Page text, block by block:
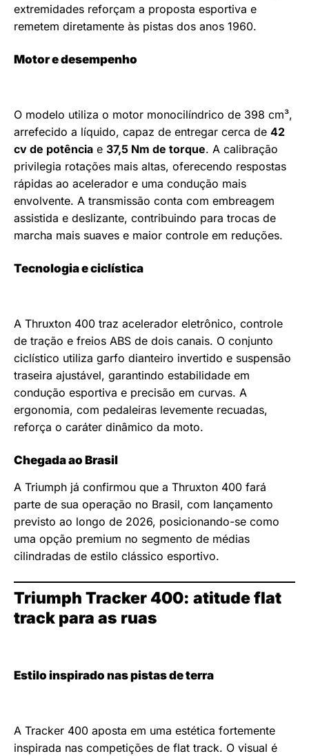
extremidades reforçam a proposta esportiva e
remetem diretamente às pistas dos anos 1960.
Motor e desempenho
O modelo utiliza o motor monocilíndrico de 398 cm³,
arrefecido a líquido, capaz de entregar cerca de 42
cv de potência e 37,5 Nm de torque. A calibração
privilegia rotações mais altas, oferecendo respostas
rápidas ao acelerador e uma condução mais
envolvente. A transmissão conta com embreagem
assistida e deslizante, contribuindo para trocas de
marcha mais suaves e maior controle em reduções.
Tecnologia e ciclística
A Thruxton 400 traz acelerador eletrônico, controle
de tração e freios ABS de dois canais. O conjunto
ciclístico utiliza garfo dianteiro invertido e suspensão
traseira ajustável, garantindo estabilidade em
condução esportiva e precisão em curvas. A
ergonomia, com pedaleiras levemente recuadas,
reforça o caráter dinâmico da moto.
Chegada ao Brasil
A Triumph já confirmou que a Thruxton 400 fará
parte de sua operação no Brasil, com lançamento
previsto ao longo de 2026, posicionando-se como
uma opção premium no segmento de médias
cilindradas de estilo clássico esportivo.
Triumph Tracker 400: atitude flat
track para as ruas
Estilo inspirado nas pistas de terra
A Tracker 400 aposta em uma estética fortemente
inspirada nas competições de flat track. O visual é